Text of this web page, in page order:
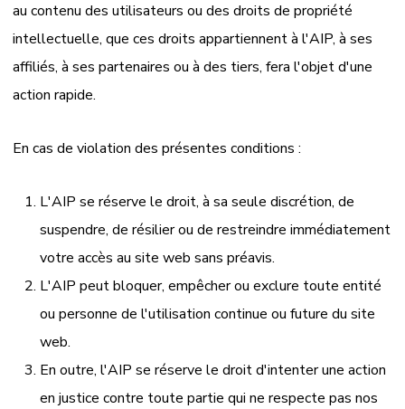
au contenu des utilisateurs ou des droits de propriété
intellectuelle, que ces droits appartiennent à l'AIP, à ses
affiliés, à ses partenaires ou à des tiers, fera l'objet d'une
action rapide.
En cas de violation des présentes conditions :
L'AIP se réserve le droit, à sa seule discrétion, de
suspendre, de résilier ou de restreindre immédiatement
votre accès au site web sans préavis.
L'AIP peut bloquer, empêcher ou exclure toute entité
ou personne de l'utilisation continue ou future du site
web.
En outre, l'AIP se réserve le droit d'intenter une action
en justice contre toute partie qui ne respecte pas nos